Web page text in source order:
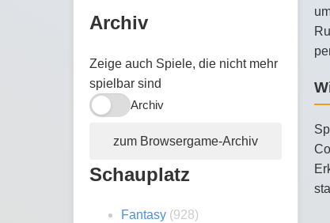
Archiv
Zeige auch Spiele, die nicht mehr
spielbar sind
Archiv
zum Browsergame-Archiv
Schauplatz
Fantasy (928)